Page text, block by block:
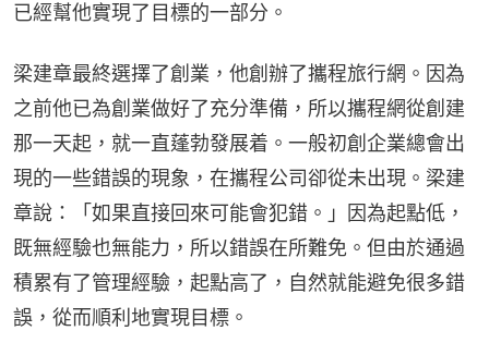
已經幫他實現了目標的一部分。
梁建章最終選擇了創業，他創辦了攜程旅行網。因為
之前他已為創業做好了充分準備，所以攜程網從創建
那一天起，就一直蓬勃發展着。一般初創企業總會出
現的一些錯誤的現象，在攜程公司卻從未出現。梁建
章說：「如果直接回來可能會犯錯。」因為起點低，
既無經驗也無能力，所以錯誤在所難免。但由於通過
積累有了管理經驗，起點高了，自然就能避免很多錯
誤，從而順利地實現目標。